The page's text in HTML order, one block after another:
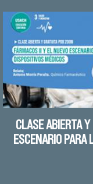
CLASE ABIERTA
ESCENARIO